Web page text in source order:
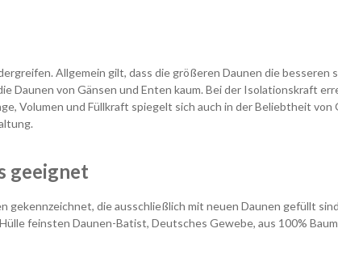
Allgemein gilt, dass die größeren Daunen die besseren
von Gänsen und Enten kaum. Bei der Isolationskraft
Volumen und Füllkraft spiegelt sich auch in der Beliebtheit von
geeignet
die ausschließlich mit neuen Daunen gefüllt
feinsten Daunen-Batist, Deutsches Gewebe, aus 100%